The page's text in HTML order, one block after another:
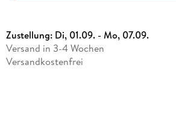
Zustellung: Di, 01.09. - Mo, 07.09.
Versand in 3-4 Wochen
Versandkostenfrei